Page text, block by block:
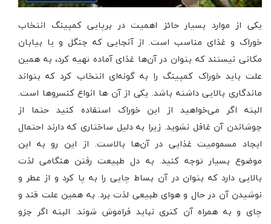
یکی از موارد بسیار حائز اهمیت در برپایی کمپینگ انتخاب
خوراک و غذای مناسب است. از آنجایی که جنگل و یا بیابان
مکانی نیستند که بتوان در آن‌ها غذای آماده تهیه کرد، به همین
علت باید خوراک کمپینگ را به گونه‌ای انتخاب کرد که بتواند
ماندگاری بالایی داشته باشد. یکی از آن ها انواع کنسروها است.
البته اگر می‌خواهید از این خوراک استفاده کنید حتما از
جوشاندن آن غافل نشوید. زیرا به دلیل ساختاری که دارند احتمال
ایجاد مسمومیت غذایی در آن‌ها بالاست. از این رو به این
موضوع بسیار توجه کنید. به دل طبیعت رفتن هنگامی لذت
بالایی دارد که بتوان در آن بساط چایی را به پا کرد و از عطر و
نوشیدن آن در حال و هوای طبیعی لذت برد. به همین علت قند و
چای و به همراه آن کتری نباید فراموش شوند. البته اگر جزو